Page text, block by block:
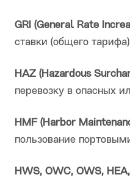
GRI (General Rate
ставки (общего
HAZ (Hazardous
перевозку в опасных
HMF (Harbor
пользование
HWS, OWC, OWS,